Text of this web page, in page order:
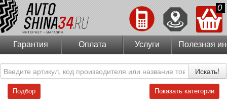
0
Гарантия Оплата Услуги Полезная
Искать!
Подбор Показать категории